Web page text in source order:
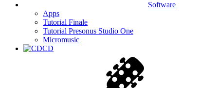
Software
Apps
Tutorial Finale
Tutorial Presonus Studio One
Micromusic
CD